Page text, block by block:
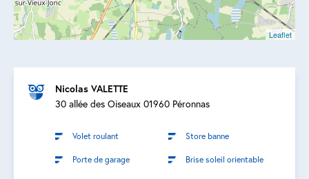
Leaflet
Nicolas VALETTE
30 allée des Oiseaux 01960 Péronnas
Volet roulant Store banne
Porte de garage Brise soleil orientable